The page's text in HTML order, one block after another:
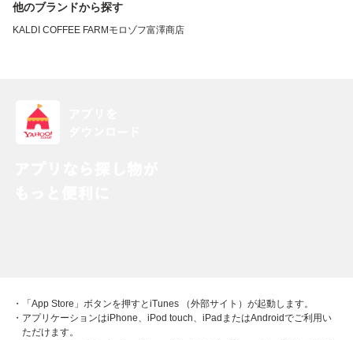
他のブランドから探す
KALDI COFFEE FARM モロゾフ富澤商店
・「App Store」ボタンを押すとiTunes （外部サイト）が起動します。
・アプリケーションはiPhone、iPod touch、iPadまたはAndroidでご利用い
ただけます。